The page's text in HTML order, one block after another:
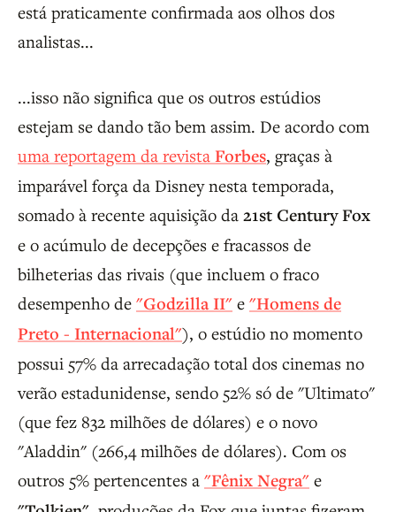
está praticamente confirmada aos olhos dos
analistas...
...isso não significa que os outros estúdios
estejam se dando tão bem assim. De acordo com
uma reportagem da revista Forbes, graças à
imparável força da Disney nesta temporada,
somado à recente aquisição da 21st Century Fox
e o acúmulo de decepções e fracassos de
bilheterias das rivais (que incluem o fraco
desempenho de "Godzilla II" e "Homens de
Preto - Internacional"), o estúdio no momento
possui 57% da arrecadação total dos cinemas no
verão estadunidense, sendo 52% só de "Ultimato"
(que fez 832 milhões de dólares) e o novo
"Aladdin" (266,4 milhões de dólares). Com os
outros 5% pertencentes a "Fênix Negra" e